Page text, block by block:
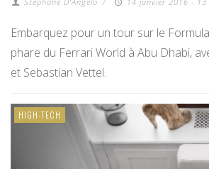
Embarquez pour un tour sur le
phare du Ferrari World à Abu Dhabi,
et Sebastian Vettel.
HIGH-TECH